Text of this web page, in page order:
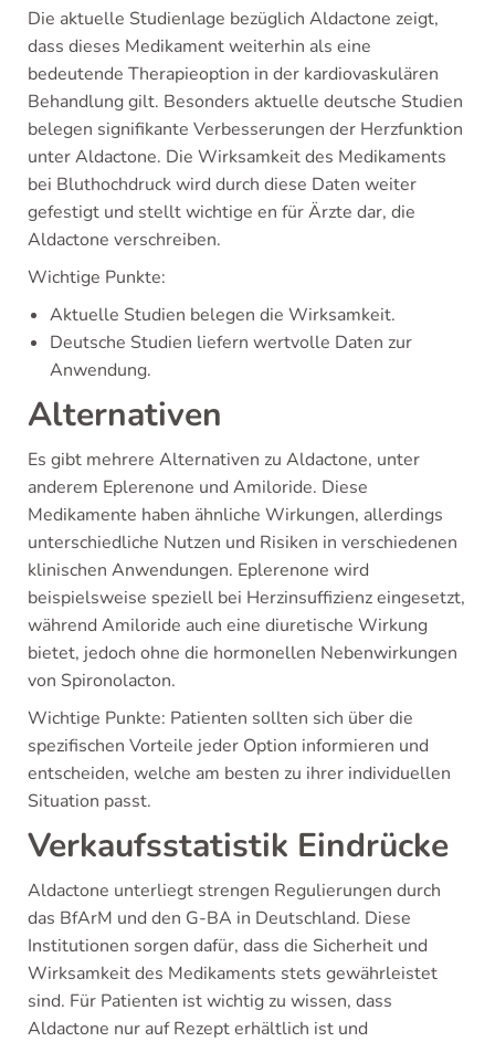
Die aktuelle Studienlage bezüglich Aldactone zeigt,
dass dieses Medikament weiterhin als eine
bedeutende Therapieoption in der kardiovaskulären
Behandlung gilt. Besonders aktuelle deutsche Studien
belegen signifikante Verbesserungen der Herzfunktion
unter Aldactone. Die Wirksamkeit des Medikaments
bei Bluthochdruck wird durch diese Daten weiter
gefestigt und stellt wichtige en für Ärzte dar, die
Aldactone verschreiben.
Wichtige Punkte:
Aktuelle Studien belegen die Wirksamkeit.
Deutsche Studien liefern wertvolle Daten zur
Anwendung.
Alternativen
Es gibt mehrere Alternativen zu Aldactone, unter
anderem Eplerenone und Amiloride. Diese
Medikamente haben ähnliche Wirkungen, allerdings
unterschiedliche Nutzen und Risiken in verschiedenen
klinischen Anwendungen. Eplerenone wird
beispielsweise speziell bei Herzinsuffizienz eingesetzt,
während Amiloride auch eine diuretische Wirkung
bietet, jedoch ohne die hormonellen Nebenwirkungen
von Spironolacton.
Wichtige Punkte: Patienten sollten sich über die
spezifischen Vorteile jeder Option informieren und
entscheiden, welche am besten zu ihrer individuellen
Situation passt.
Verkaufsstatistik Eindrücke
Aldactone unterliegt strengen Regulierungen durch
das BfArM und den G-BA in Deutschland. Diese
Institutionen sorgen dafür, dass die Sicherheit und
Wirksamkeit des Medikaments stets gewährleistet
sind. Für Patienten ist wichtig zu wissen, dass
Aldactone nur auf Rezept erhältlich ist und